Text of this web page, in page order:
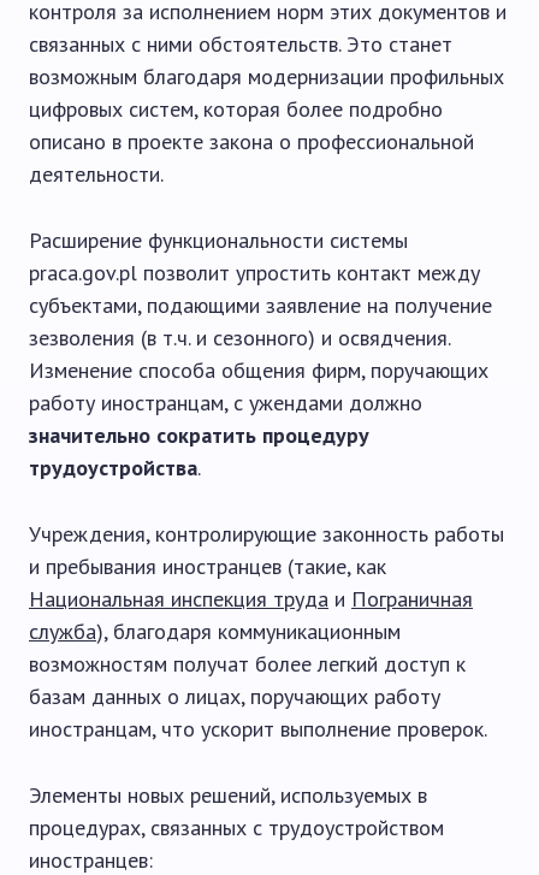
контроля за исполнением норм этих документов и
связанных с ними обстоятельств. Это станет
возможным благодаря модернизации профильных
цифровых систем, которая более подробно
описано в проекте закона о профессиональной
деятельности.
Расширение функциональности системы
praca.gov.pl позволит упростить контакт между
субъектами, подающими заявление на получение
зезволения (в т.ч. и сезонного) и освядчения.
Изменение способа общения фирм, поручающих
работу иностранцам, с ужендами должно
значительно сократить процедуру
трудоустройства.
Учреждения, контролирующие законность работы
и пребывания иностранцев (такие, как
Национальная инспекция труда и Пограничная
служба), благодаря коммуникационным
возможностям получат более легкий доступ к
базам данных о лицах, поручающих работу
иностранцам, что ускорит выполнение проверок.
Элементы новых решений, используемых в
процедурах, связанных с трудоустройством
иностранцев: